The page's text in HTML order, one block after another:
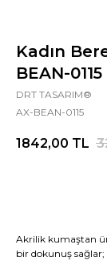
Kadın
BEAN-0115
DRT TASARIM®
AX-BEAN-0115
1842,00 TL
Akrilik kumaştan
bir dokunuş sağlar;